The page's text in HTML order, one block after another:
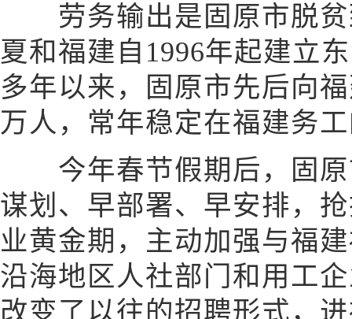
劳务输出是固原市脱贫
夏和福建自1996年起建立
多年以来，固原市先后向
万人，常年稳定在福建务
今年春节假期后，固原
谋划、早部署、早安排，
业黄金期，主动加强与福
沿海地区人社部门和用工
改变了以往的招聘形式，